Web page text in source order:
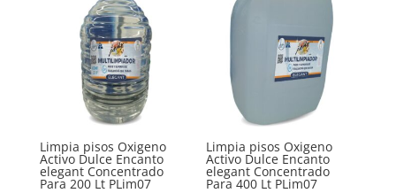
Limpia pisos Oxigeno
Activo Dulce Encanto
elegant Concentrado
Para 200 Lt PLim07
Limpia pisos Oxigeno
Activo Dulce Encanto
elegant Concentrado
Para 400 Lt PLim07